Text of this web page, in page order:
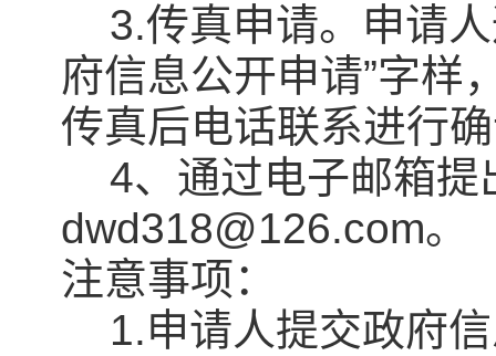
3.传真申请。申请人
府信息公开申请”字样
传真后电话联系进行
4、通过电子邮箱提
dwd318@126.com。
注意事项：
1.申请人提交政府信